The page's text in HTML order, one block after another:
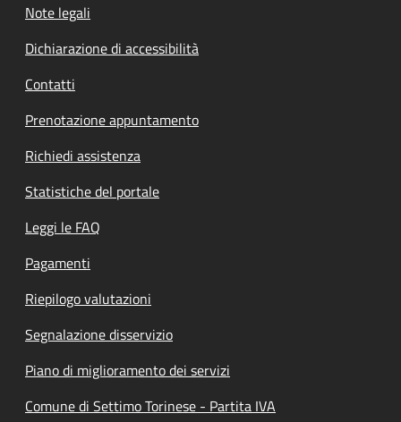
Note legali
Dichiarazione di accessibilità
Contatti
Prenotazione appuntamento
Richiedi assistenza
Statistiche del portale
Leggi le FAQ
Pagamenti
Riepilogo valutazioni
Segnalazione disservizio
Piano di miglioramento dei servizi
Comune di Settimo Torinese - Partita IVA